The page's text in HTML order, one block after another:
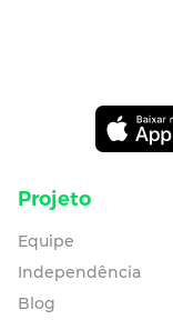
Projeto
Equipe
Independência
Blog